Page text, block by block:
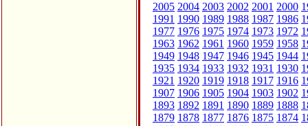
2005 2004 2003 2002 2001 2000
1991 1990 1989 1988 1987 1986
1977 1976 1975 1974 1973 1972
1963 1962 1961 1960 1959 1958
1949 1948 1947 1946 1945 1944
1935 1934 1933 1932 1931 1930
1921 1920 1919 1918 1917 1916
1907 1906 1905 1904 1903 1902
1893 1892 1891 1890 1889 1888
1879 1878 1877 1876 1875 1874